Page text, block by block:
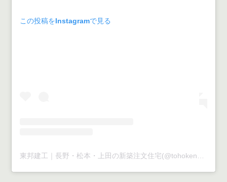
この投稿をInstagramで見る